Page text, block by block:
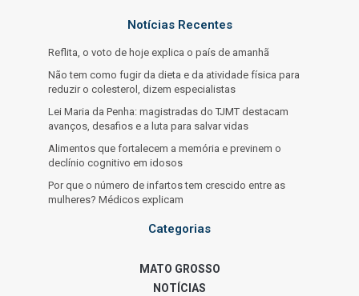
Notícias Recentes
Reflita, o voto de hoje explica o país de amanhã
Não tem como fugir da dieta e da atividade física para
reduzir o colesterol, dizem especialistas
Lei Maria da Penha: magistradas do TJMT destacam
avanços, desafios e a luta para salvar vidas
Alimentos que fortalecem a memória e previnem o
declínio cognitivo em idosos
Por que o número de infartos tem crescido entre as
mulheres? Médicos explicam
Categorias
MATO GROSSO
NOTÍCIAS